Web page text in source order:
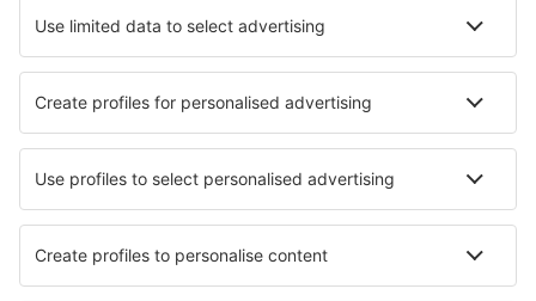
Hotels in Mumbai Hotels in Jaipur Hotels in Varanasi
Hotels Koppa Hotels in Auroville Hotels in Murud
Beste hotels - steden
Hotels in Kommetjie Hotels in Assinghausen